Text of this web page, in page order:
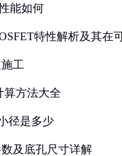
能如何
特性解析及其在
工
算方法大全
径是多少
及底孔尺寸详解